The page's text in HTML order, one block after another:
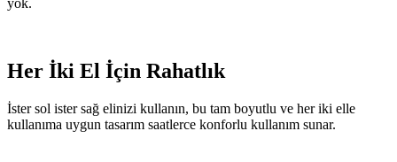
Her İki El İçin Rahatlık
İster sol ister sağ elinizi kullanın, bu tam boyutlu ve her iki elle
kullanıma uygun tasarım saatlerce konforlu kullanım sunar.